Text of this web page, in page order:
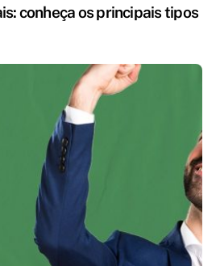
conheça os principais tipos